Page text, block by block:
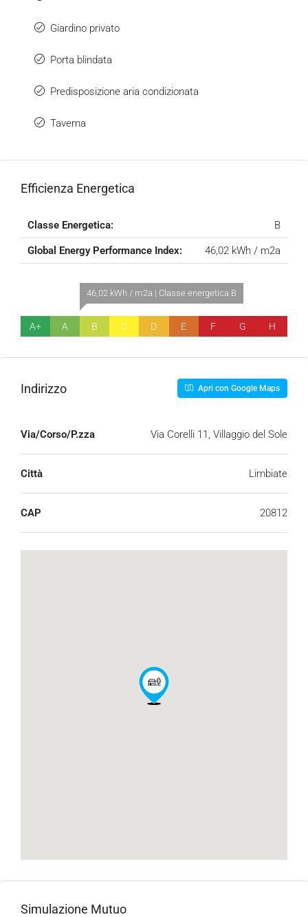
Giardino privato
Porta blindata
Predisposizione aria condizionata
Taverna
Efficienza Energetica
Classe Energetica: B
Global Energy Performance Index: 46,02 kWh / m2a
A+ A
46,02 kWh / m2a | Classe energetica B
B C D E F G H
Indirizzo Apri con Google Maps
Via/Corso/P.zza Via Corelli 11, Villaggio del Sole
Città Limbiate
CAP 20812
Simulazione Mutuo